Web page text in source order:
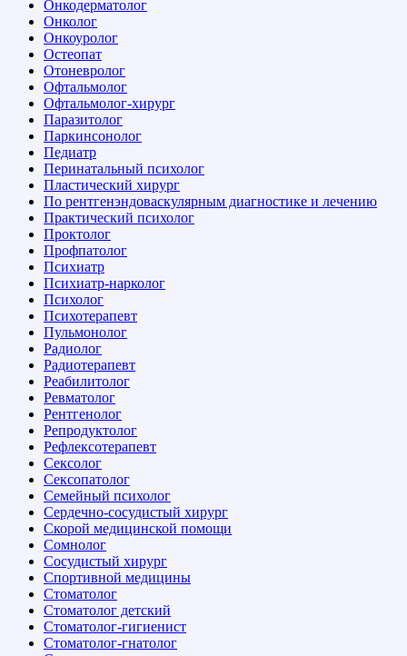
Онкодерматолог
Онколог
Онкоуролог
Остеопат
Отоневролог
Офтальмолог
Офтальмолог-хирург
Паразитолог
Паркинсонолог
Педиатр
Перинатальный психолог
Пластический хирург
По рентгенэндоваскулярным диагностике и лечению
Практический психолог
Проктолог
Профпатолог
Психиатр
Психиатр-нарколог
Психолог
Психотерапевт
Пульмонолог
Радиолог
Радиотерапевт
Реабилитолог
Ревматолог
Рентгенолог
Репродуктолог
Рефлексотерапевт
Сексолог
Сексопатолог
Семейный психолог
Сердечно-сосудистый хирург
Скорой медицинской помощи
Сомнолог
Сосудистый хирург
Спортивной медицины
Стоматолог
Стоматолог детский
Стоматолог-гигиенист
Стоматолог-гнатолог